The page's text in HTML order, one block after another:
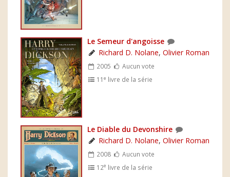
Le Semeur d'angoisse
Richard D. Nolane, Olivier Roman
2005
Aucun vote
11e livre de la série
Le Diable du Devonshire
Richard D. Nolane, Olivier Roman
2008
Aucun vote
12e livre de la série